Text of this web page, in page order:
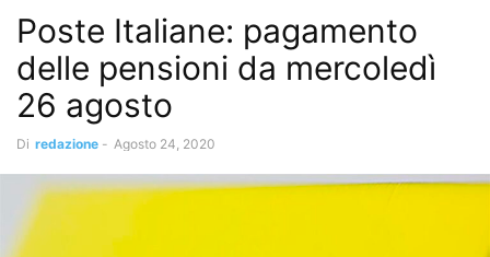
Poste Italiane: pagamento
delle pensioni da mercoledì
26 agosto
Di redazione - Agosto 24, 2020